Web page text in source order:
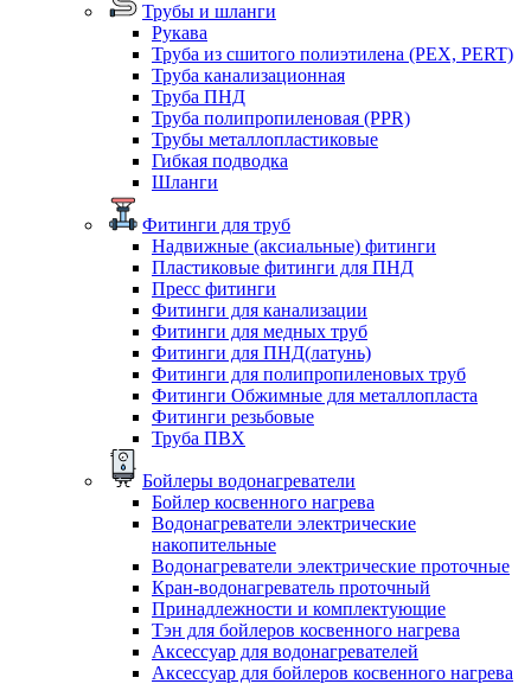
Трубы и шланги
Рукава
Труба из сшитого полиэтилена (PEX, PERT)
Труба канализационная
Труба ПНД
Труба полипропиленовая (PPR)
Трубы металлопластиковые
Гибкая подводка
Шланги
Фитинги для труб
Надвижные (аксиальные) фитинги
Пластиковые фитинги для ПНД
Пресс фитинги
Фитинги для канализации
Фитинги для медных труб
Фитинги для ПНД(латунь)
Фитинги для полипропиленовых труб
Фитинги Обжимные для металлопласта
Фитинги резьбовые
Труба ПВХ
Бойлеры водонагреватели
Бойлер косвенного нагрева
Водонагреватели электрические
накопительные
Водонагреватели электрические проточные
Кран-водонагреватель проточный
Принадлежности и комплектующие
Тэн для бойлеров косвенного нагрева
Аксессуар для водонагревателей
Аксессуар для бойлеров косвенного нагрева